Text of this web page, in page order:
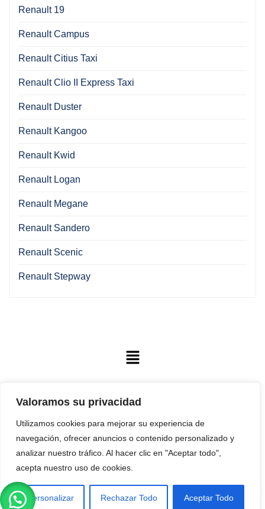
Valoramos su privacidad
Utilizamos cookies para mejorar su experiencia de
navegación, ofrecer anuncios o contenido personalizado y
analizar nuestro tráfico. Al hacer clic en "Aceptar todo",
acepta nuestro uso de cookies.
Personalizar Rechazar Todo Aceptar Todo
Renault 19
Renault Campus
Renault Citius Taxi
Renault Clio II Express Taxi
Renault Duster
Renault Kangoo
Renault Kwid
Renault Logan
Renault Megane
Renault Sandero
Renault Scenic
Renault Stepway
EuroRuber SAS . Líder en la fabricación de autopartes de
alta calidad para el sector automotriz.
Cl 132 C # 99 A 78 Suba Bogota-Colombia
Servicio de atención al Cliente 3151731739